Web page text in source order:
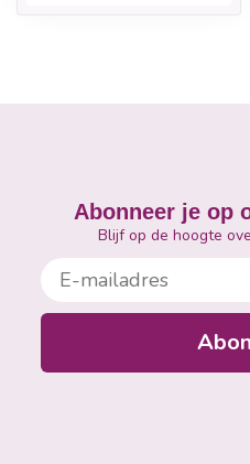
Abonneer je op
Blijf op de hoogte
E-mailadres